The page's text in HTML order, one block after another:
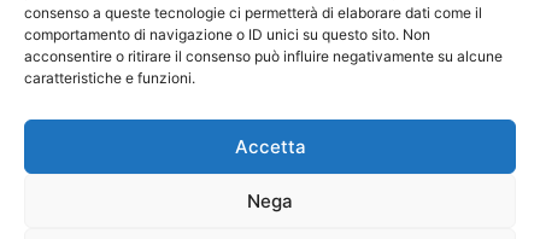
consenso a queste tecnologie ci permetterà di elaborare dati come il
comportamento di navigazione o ID unici su questo sito. Non
acconsentire o ritirare il consenso può influire negativamente su alcune
caratteristiche e funzioni.
Accetta
Nega
codice fiscale 80069130583
Responsabile sito internet www.fnob.it: Vincenzo